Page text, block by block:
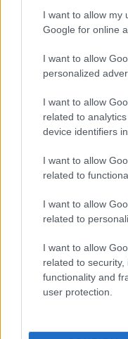
I want to allow my
Google for online
I want to allow
personalized
I want to allow
related to
device identifiers
I want to allow
related to
I want to allow
related to
I want to allow
related to
functionality and
user protection.
Augusztus 1. -
Augusztus 2. -Lehel
Augusztus 3. -
Augusztus 4. -
Augusztus 5. -
Augusztus 6. -Berta
Augusztus 8. -
Augusztus 10. -
Augusztus 11. -
Augusztus 12. -Klára
Augusztus 14. -